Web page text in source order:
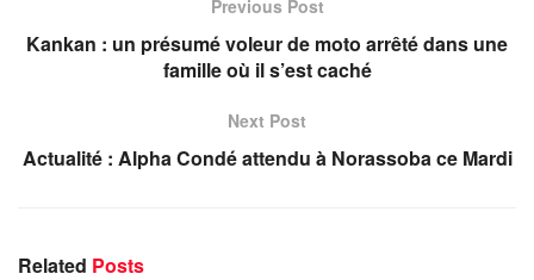
Previous Post
Kankan : un présumé voleur de moto arrêté dans une
famille où il s’est caché
Next Post
Actualité : Alpha Condé attendu à Norassoba ce Mardi
Related Posts